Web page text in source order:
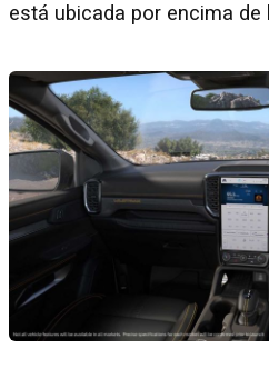
está ubicada por encima de